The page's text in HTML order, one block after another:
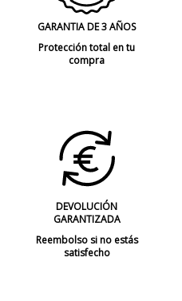
GARANTIA DE 3 AÑOS
Protección total en tu
compra
DEVOLUCIÓN
GARANTIZADA
Reembolso si no estás
satisfecho